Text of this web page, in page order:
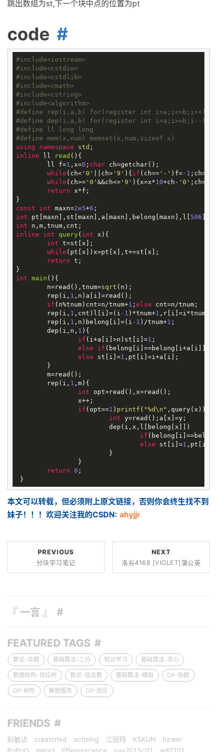
跳出数组为st,下一个块中点的位置为pt
code
#include<iostream>
#include<cstdio>
#include<cstdlib>
#include<cmath>
#include<cstring>
#include<algorithm>
#define rep(i,a,b) for(register int i=a;i<=b;i++)
#define dep(i,a,b) for(register int i=a;i>=b;i--)
#define ll long long
#define mem(x,num) memset(x,num,sizeof x)
using
namespace std
inline ll read () {
	ll f=
1 ,x=0 ; char ch=getchar();
while (ch<'0' ||ch>'9' ){if (ch=='-' )f=-1
while (ch>='0' &&ch<='9' ){x=x*10+ch- '0'
return x*f;
const
int maxn=2e5+6
int pt[maxn],st[maxn],a[maxn],belong[maxn],l[ 506 ],r[
int
inline
int query( int x) {
int t=st[x];
while (pt[x])x=pt[x],t+=st[x];
return t;
int main () {
n=read(),tnum=sqrt (n);
rep(i, 1 ,n)a[i]=read();
if (n%tnum)cnt=n/tnum+1 ; else cnt=n/tnum;
rep(i, 1 ,cnt)l[i]=(i -1 )*tnum+1
rep(i, 1 ,n)belong[i]=(i -1 )/tnum+1 ;
dep(i,n, 1 ){
if (i+a[i]>n)st[i]=1 ;
else
if
else st[i]=1 ,pt[i]=i+a[i];
rep(i, 1 ,m){
int opt=read(),x=read();
if (opt==1 ) printf ( "%d\n" ,query(x));
int y=read();a[x]=y;
if
else st[i]=1
return 0 ;
本文可以转载，但必须附上原文链接，否则你会终生找不到
妹子！！！欢迎关注我的CSDN: ahyjjr
PREVIOUS
分块学习笔记
NEXT
洛谷4168 [VIOLET]蒲公英
『 一言 』
FEATURED TAGS
数论-杂题 基础算法-二分 知识学习 基础算法-贪心
数据结构-线段树 数论-组合数 基础算法-模拟 DP-杂题
DP-树形 解题报告 DP-状压
FRIENDS
赵敏达 creatorlxd acheing 江锐翔 KSKUN
hzwer
PoPoQ
menci Effervescence yyy2015c01 will7101